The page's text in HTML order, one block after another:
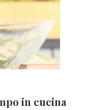
in cucina